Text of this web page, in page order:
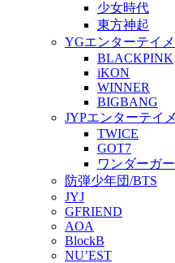
少女時代
東方神起
YGエンターテイメ
BLACKPINK
iKON
WINNER
BIGBANG
JYPエンターテイ
TWICE
GOT7
ワンダーガ
防弾少年団/BTS
JYJ
GFRIEND
AOA
BlockB
NU’EST